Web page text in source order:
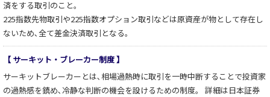
済をする取引のこと。
225指数先物取引や225指数オプション取引などは原資産が物として存在し
ないため､全て差金決済取引となる。
【 サーキット・ブレーカー制度 】
サーキットブレーカーとは､相場過熱時に取引を一時中断することで投資家
の過熱感を鎮め､冷静な判断の機会を設けるための制度。 詳細は日本証券